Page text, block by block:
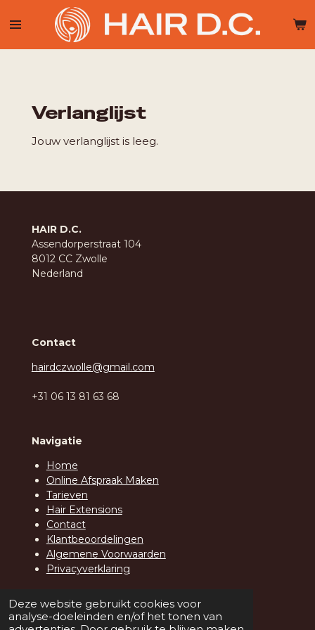
Deze website gebruikt cookies voor
analyse-doeleinden en/of het tonen van
direct
Verlanglijst
Jouw verlanglijst is leeg.
HAIR D.C.
Assendorperstraat 104
8012 CC Zwolle
Nederland
Contact
hairdczwolle@gmail.com
+31 06 13 81 63 68
Navigatie
Home
Online Afspraak Maken
Tarieven
Hair Extensions
Contact
Klantbeoordelingen
Algemene Voorwaarden
Privacyverklaring
© 2026 Hair D.C. Zwolle